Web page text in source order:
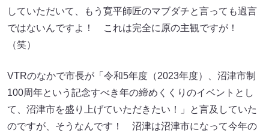
していただいて、もう寛平師匠のマブダチと言っても過言
ではないんですよ！ これは完全に原の主観ですが！
（笑）
VTRのなかで市長が「令和5年度（2023年度）、沼津市制
100周年という記念すべき年の締めくくりのイベントとし
て、沼津市を盛り上げていただきたい！」と言及していた
のですが、そうなんです！ 沼津は沼津市になって今年の